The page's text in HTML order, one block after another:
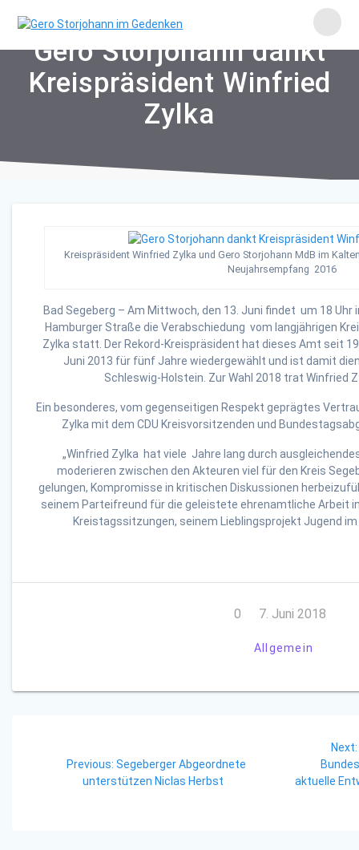
to
Gero Storjohann dankt
Kreispräsident Winfried
Zylka
Kreispräsident Winfried Zylka und Gero Storjohann MdB im
Neujahrsempfang 2016
Bad Segeberg – Am Mittwoch, den 13. Juni findet um 18
Hamburger Straße die Verabschiedung vom langjährigen
Zylka statt. Der Rekord-Kreispräsident hat dieses Amt seit
Juni 2013 für fünf Jahre wiedergewählt und ist damit
Schleswig-Holstein. Zur Wahl 2018 trat Winfried
Ein besonderes, vom gegenseitigen Respekt geprägtes
Zylka mit dem CDU Kreisvorsitzenden und
„Winfried Zylka hat viele Jahre lang durch
moderieren zwischen den Akteuren viel für den Kreis
gelungen, Kompromisse in kritischen Diskussionen
seinem Parteifreund für die geleistete ehrenamtliche Arbeit
Kreistagssitzungen, seinem Lieblingsprojekt Jugend
0 7. Juni 2018
Allgemein
Previous: Previous
post:
Segeberger Abgeordnete
unterstützen Niclas Herbst
Next:
aktuelle